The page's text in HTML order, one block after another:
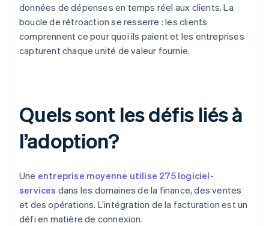
données de dépenses en temps réel aux clients. La
boucle de rétroaction se resserre : les clients
comprennent ce pour quoi ils paient et les entreprises
capturent chaque unité de valeur fournie.
Quels sont les défis liés à
l’adoption?
Une entreprise moyenne utilise 275 logiciel-
services dans les domaines de la finance, des ventes
et des opérations. L’intégration de la facturation est un
défi en matière de connexion.